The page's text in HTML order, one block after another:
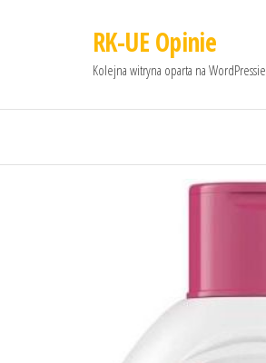
RK-UE Opinie
Kolejna witryna oparta na WordPressie